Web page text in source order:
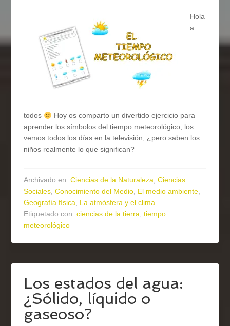
Hola
a
todos
Hoy os comparto un divertido ejercicio para
aprender los símbolos del tiempo meteorológico; los
vemos todos los días en la televisión, ¿pero saben los
niños realmente lo que significan?
Archivado en:Ciencias de la Naturaleza,Ciencias
Sociales,Conocimiento del Medio, El medio ambiente,
Geografía física, La atmósfera y el clima
Etiquetado con:ciencias de la tierra,tiempo
meteorológico
Los estados del agua:
¿Sólido, líquido o
gaseoso?